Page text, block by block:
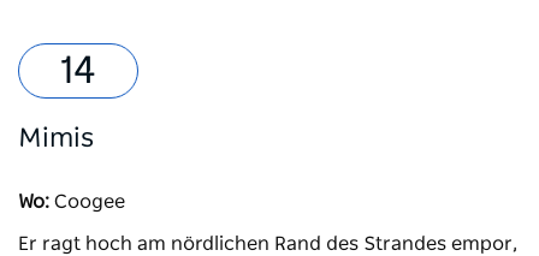
Mimis
Wo: Coogee
Er ragt hoch am nördlichen Rand des Strandes empor,